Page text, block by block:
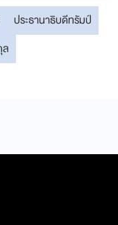
ประธานาธิบดีทรัมป์